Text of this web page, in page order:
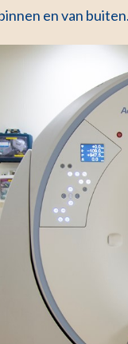
en van buiten.